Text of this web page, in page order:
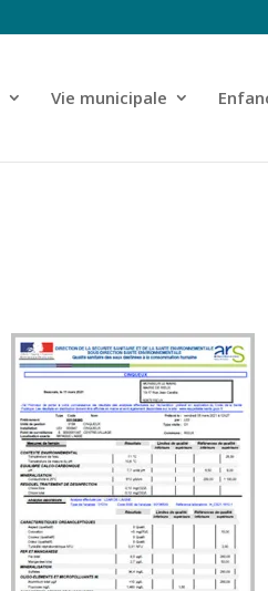
Vie municipale